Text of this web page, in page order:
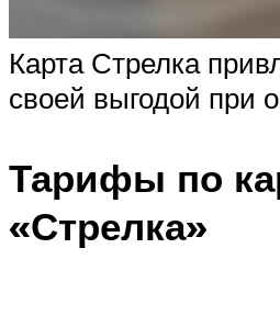
Карта Стрелка
своей выгодой при
Тарифы по
«Стрелка»